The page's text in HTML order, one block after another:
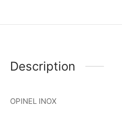
Description
OPINEL INOX